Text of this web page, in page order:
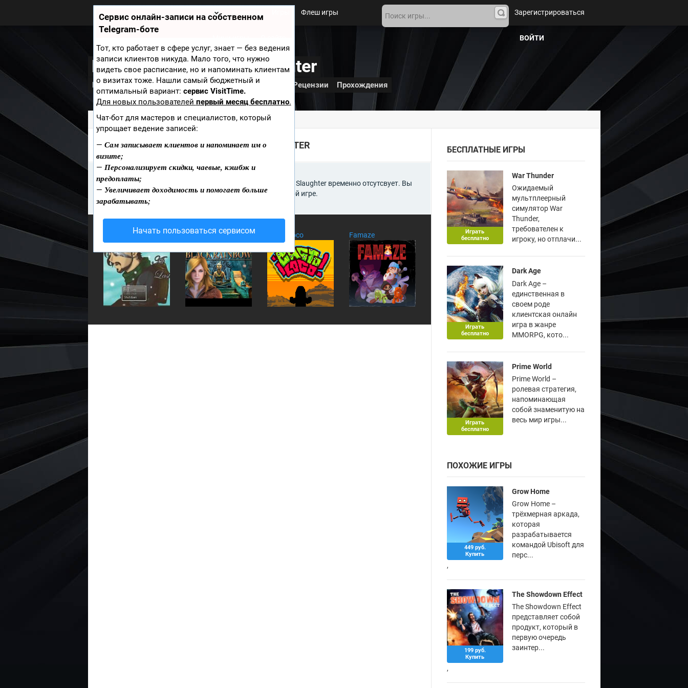
Сервис онлайн-записи на собственном
Telegram-боте
Тот, кто работает в сфере услуг, знает — без ведения
записи клиентов никуда. Мало того, что нужно
видеть свое расписание, но и напоминать клиентам
о визитах тоже. Нашли самый бюджетный и
оптимальный вариант: сервис VisitTime.
Для новых пользователей первый месяц бесплатно.
Чат-бот для мастеров и специалистов, который
упрощает ведение записей:
— Сам записывает клиентов и напоминает им о
визите;
— Персонализирует скидки, чаевые, кэшбэк и
предоплаты;
— Увеличивает доходимость и помогает больше
зарабатывать;
Начать пользоваться сервисом
Zobra.ru - Игровое сообщество -
все о играх
П
ф
м
ы
Флеш игры
На
йти
Зарегистрироваться
ВОЙТИ
Bullet Time Pigeon Slaughter
Новости Скриншоты Видео Обои Дополнения Рецензии Прохождения
Zobra.ru»Игры» Bullet Time Pigeon Slaughter
СКРИНШОТЫ BULLET TIME PIGEON SLAUGHTER
Информация
К сожалению Скриншоты из игры Bullet Time Pigeon Slaughter временно отсутсвует. Вы
можете быть первым кто добавит Скриншоты к этой игре.
Опубликовать Скриншоты
Alone at Last Black Rainbow Cacto Loco Famaze
БЕСПЛАТНЫЕ ИГРЫ
Играть
бесплатно
War Thunder
Ожидаемый
мультплеерный
симулятор War
Thunder,
требователен к
игроку, но отплачи...
Играть
бесплатно
Dark Age
Dark Age –
единственная в
своем роде
клиентская онлайн
игра в жанре
MMORPG, кото...
Играть
бесплатно
Prime World
Prime World –
ролевая стратегия,
напоминающая
собой знаменитую на
весь мир игры...
ПОХОЖИЕ ИГРЫ
449 руб.
Купить
,
Grow Home
Grow Home –
трёхмерная аркада,
которая
разрабатывается
командой Ubisoft для
перс...
199 руб.
Купить
,
The Showdown Effect
The Showdown Effect
представляет собой
продукт, который в
первую очередь
заинтер...